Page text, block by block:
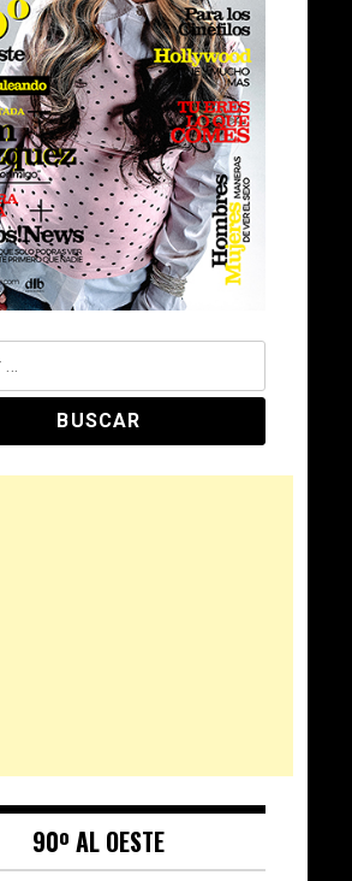
90º AL OESTE